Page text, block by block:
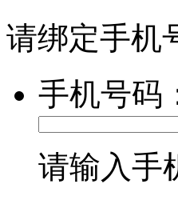
请绑定手机
手机号码
请输入手